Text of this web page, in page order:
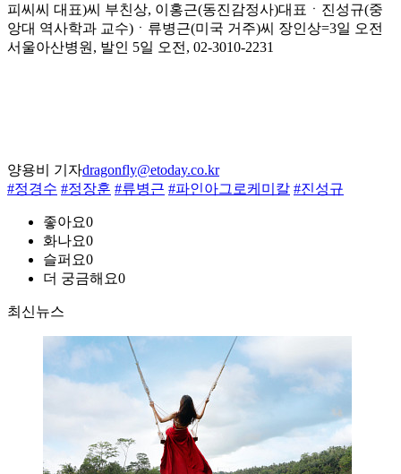
피씨씨 대표)씨 부친상, 이홍근(동진감정사)대표ㆍ진성규(중
앙대 역사학과 교수)ㆍ류병근(미국 거주)씨 장인상=3일 오전
서울아산병원, 발인 5일 오전, 02-3010-2231
양용비 기자dragonfly@etoday.co.kr
#정경수 #정장훈 #류병근 #파인아그로케미칼 #진성규
좋아요0
화나요0
슬퍼요0
더 궁금해요0
최신뉴스